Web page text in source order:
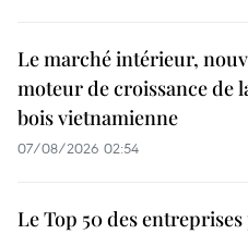
Le marché intérieur,
moteur de croissance de
bois vietnamienne
07/08/2026 02:54
Le Top 50 des